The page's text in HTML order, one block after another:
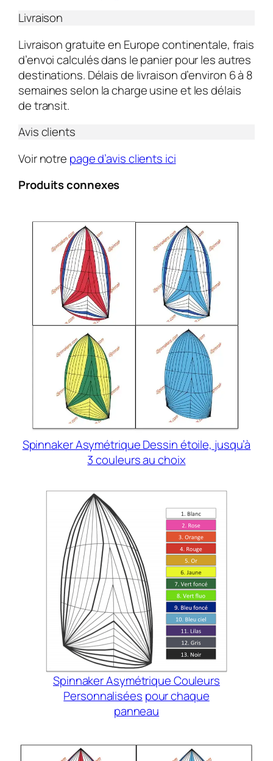
Livraison
Livraison gratuite en Europe continentale, frais
d’envoi calculés dans le panier pour les autres
destinations. Délais de livraison d’environ 6 à 8
semaines selon la charge usine et les délais
de transit.
Avis clients
Voir notre page d’avis clients ici
Produits connexes
Spinnaker Asymétrique Dessin étoile, jusqu’à
3 couleurs au choix
Spinnaker Asymétrique Couleurs
Personnalisées pour chaque
panneau